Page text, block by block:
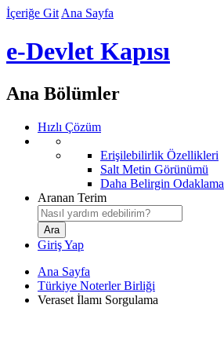
İçeriğe Git Ana Sayfa
e-Devlet Kapısı
Ana Bölümler
Hızlı Çözüm
Erişilebilirlik Özellikleri
Salt Metin Görünümü
Daha Belirgin Odaklama
Aranan Terim
Giriş Yap
Ana Sayfa
Türkiye Noterler Birliği
Veraset İlamı Sorgulama